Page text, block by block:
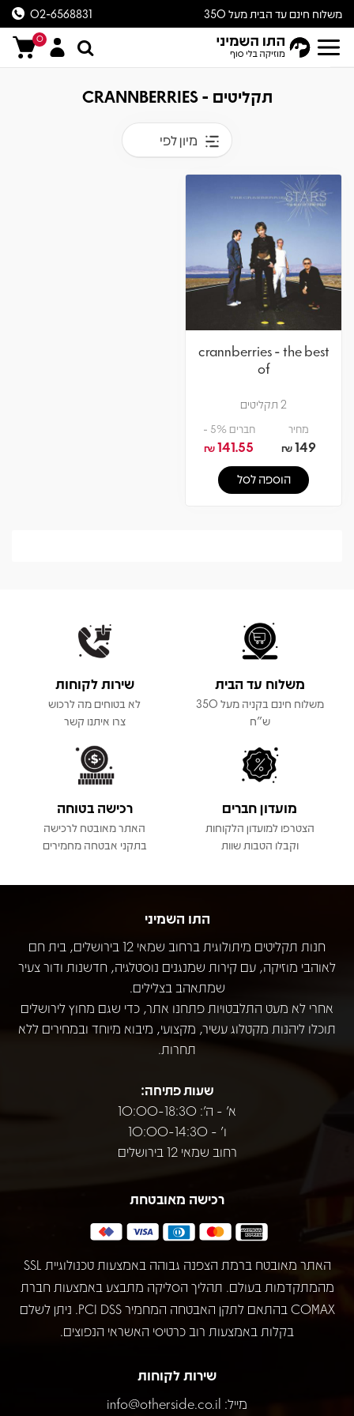
משלוח חינם עד הבית מעל 350
ש״ח
02-6568831
0
תקליטים - CRANNBERRIES
מיון לפי
crannberries - the best
of
2 תקליטים
מחיר
149
₪
חברים 5% -
141.55
₪
הוספה לסל
משלוח עד הבית
משלוח חינם בקניה מעל 350
ש"ח
שירות לקוחות
לא בטוחים מה לרכוש
צרו איתנו קשר
מועדון חברים
הצטרפו למועדון הלקוחות
וקבלו הטבות שוות
רכישה בטוחה
האתר מאובטח לרכישה
בתקני אבטחה מחמירים
התו השמיני
חנות תקליטים מיתולוגית ברחוב שמאי 12 בירושלים, בית חם
לאוהבי מוזיקה, עם קירות שמנגנים נוסטלגיה, חדשנות ודור צעיר
שמתאהב בצלילים.
אחרי לא מעט התלבטויות פתחנו אתר, כדי שגם מחוץ לירושלים
תוכלו ליהנות מקטלוג עשיר, מקצועי, מיבוא מיוחד ובמחירים ללא
תחרות.
שעות פתיחה:
א' - ה': 10:00-18:30
ו' - 10:00-14:30
רחוב שמאי 12 בירושלים
רכישה מאובטחת
האתר מאובטח ברמת הצפנה גבוהה באמצעות טכנולוגיית SSL
מהמתקדמות בעולם. תהליך הסליקה מתבצע באמצעות חברת
COMAX בהתאם לתקן האבטחה המחמיר PCI DSS. ניתן לשלם
בקלות באמצעות רוב כרטיסי האשראי הנפוצים.
שירות לקוחות
מייל: info@otherside.co.il